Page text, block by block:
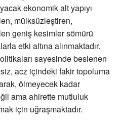
ekonomik alt yapıyı
mülksüzleştiren,
geniş kesimler sömürü
etki altına alınmaktadır.
sayesinde beslenen
acz içindeki fakir topoluma
ölmeyecek kadar
ama ahirette mutluluk
için uğraşmaktadır.